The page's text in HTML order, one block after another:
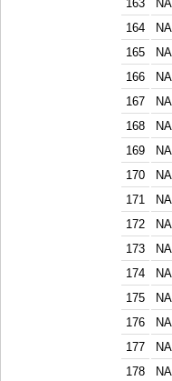
163
164
165
166
167
168
169
170
171
172
173
174
175
176
177
178